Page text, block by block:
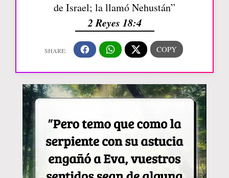
de Israel; la llamó Nehustán”
2 Reyes 18:4